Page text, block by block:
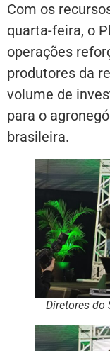
Com os
quarta-feira, o
operações
produtores da
volume de
para o
brasileira.
Diretores do